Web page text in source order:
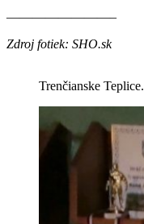
————————–
Zdroj fotiek: SHO.sk
Trenčianske Teplice.